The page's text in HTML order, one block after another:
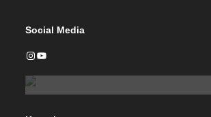
Social Media
Instagram
YouTube